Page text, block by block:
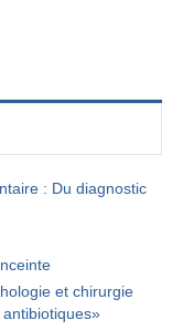
: Du diagnostic
et chirurgie